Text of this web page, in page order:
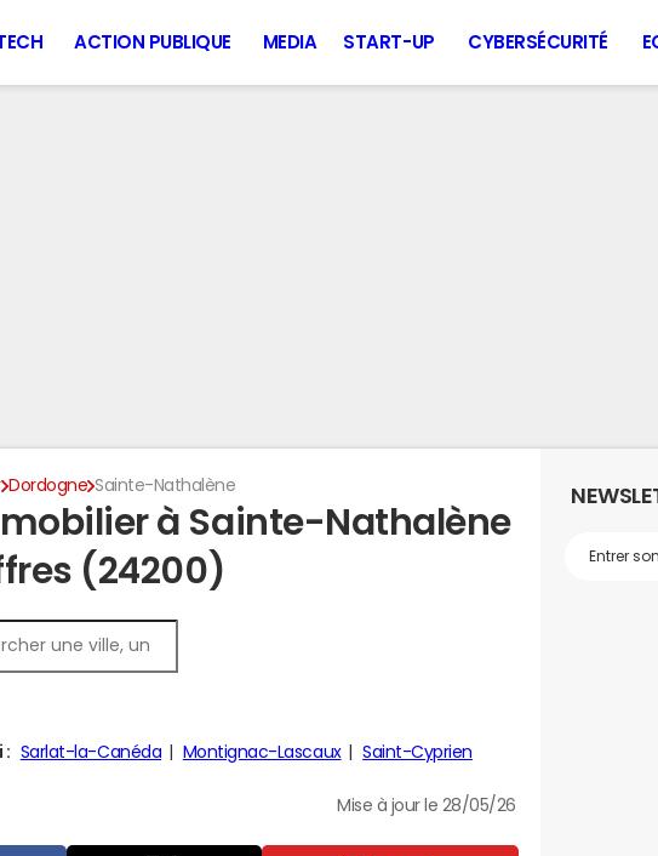
ACTION PUBLIQUE MEDIA START-UP CYBERSÉCURITÉ
Dordogne Sainte-Nathalène
à Sainte-Nathalène
(24200)
: Sarlat-la-Canéda Montignac-Lascaux Saint-Cyprien
Mise à jour le 28/05/26